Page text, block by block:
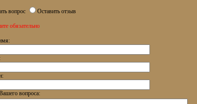
вопрос Оставить отзыв
обязательно
вопроса: